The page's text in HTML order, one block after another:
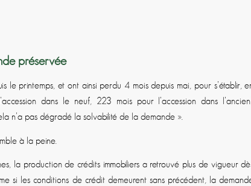
préservée
le printemps, et ont ainsi perdu 4 mois depuis mai, pour s’établir,
dans le neuf, 223 mois pour l’accession dans
n’a pas dégradé la solvabilité de la demande ».
à la peine.
la production de crédits immobiliers a retrouvé plus de vigueur
si les conditions de crédit demeurent sans précédent, la